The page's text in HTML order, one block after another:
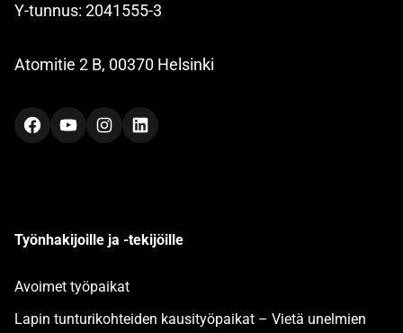
Y-tunnus: 2041555-3
Atomitie 2 B, 00370 Helsinki
FacebookYouTubeInstagramLinkedIn
Työnhakijoille ja -tekijöille
Avoimet työpaikat
Lapin tunturikohteiden kausityöpaikat – Vietä unelmien